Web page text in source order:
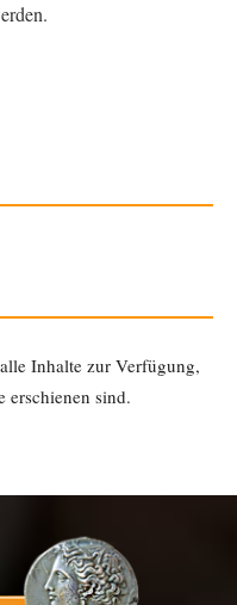
Inhalte zur Verfügung,
erschienen sind.